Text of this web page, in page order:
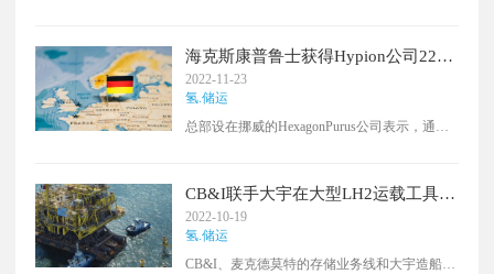
料、绝缘、热力学性能和应用案例。
Composites的股东。为了资助UAC在挪威和亚
洲的生产扩张，NRP Zero投资了一笔未披露的
金额，以获得该公司10.7%的股份，希望能将其
设施的生产量提高到每年12000个压力容器。
海克斯康普鲁士获得Hypion公司220
万欧元的氢气分配系统订单
2022-11-23
氢.储运
总部设在挪威的HexagonPurus公司表示，通过
单价值约为220万欧元，其中包括Ⅳ型储氢瓶，
这些储氢瓶将用于运输氢气，并作为Hypion公
司计划在德国建立的绿色加氢站网络的移动存
储。很高兴HexagonPurus成为团队的一部分，
在德国发展绿色加氢站网络"。允许混合使用分
CB&I联手大宇在大型LH2运载工具和
存储设计方面开展合作
2022-10-19
氢.储运
CB&I、麦克德莫特的存储业务线和大宇造船与